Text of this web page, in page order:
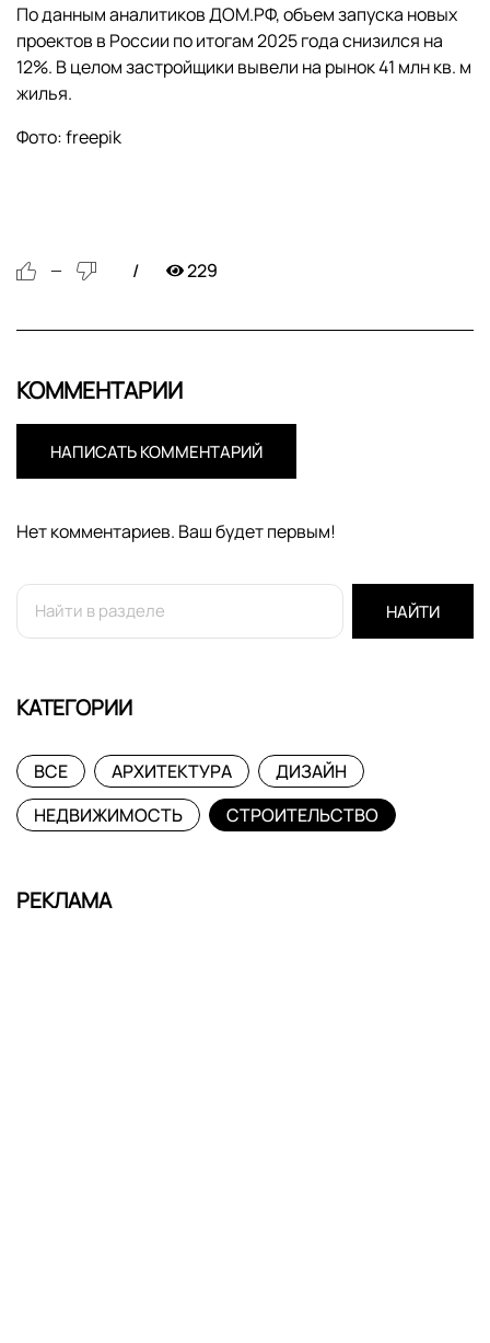
По данным аналитиков ДОМ.РФ, объем запуска новых
проектов в России по итогам 2025 года снизился на
12%. В целом застройщики вывели на рынок 41 млн кв. м
жилья.
Фото: freepik
— 229
КОММЕНТАРИИ
НАПИСАТЬ КОММЕНТАРИЙ
Нет комментариев. Ваш будет первым!
НАЙТИ
КАТЕГОРИИ
ВСЕ АРХИТЕКТУРА
ДИЗАЙН
НЕДВИЖИМОСТЬ
СТРОИТЕЛЬСТВО
РЕКЛАМА